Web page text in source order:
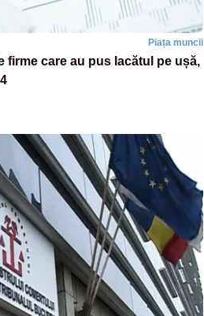
Piața muncii
firme care au pus lacătul pe ușă,